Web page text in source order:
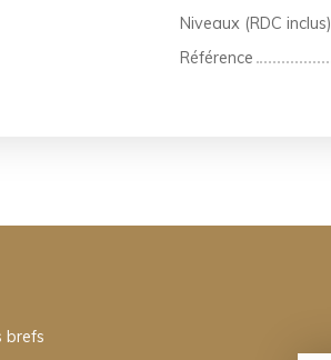
Niveaux (RDC inclus)
Référence
brefs